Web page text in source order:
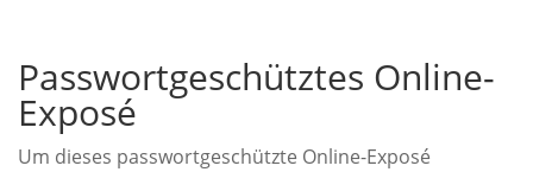
Passwortgeschütztes Online-
Exposé
Um dieses passwortgeschützte Online-Exposé